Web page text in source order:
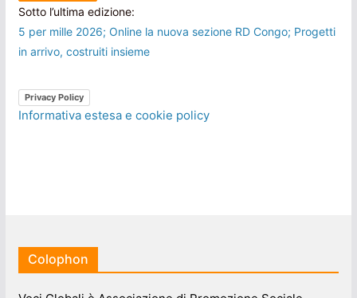
Sotto l’ultima edizione:
5 per mille 2026; Online la nuova sezione RD Congo; Progetti
in arrivo, costruiti insieme
Privacy Policy
Informativa estesa e cookie policy
Colophon